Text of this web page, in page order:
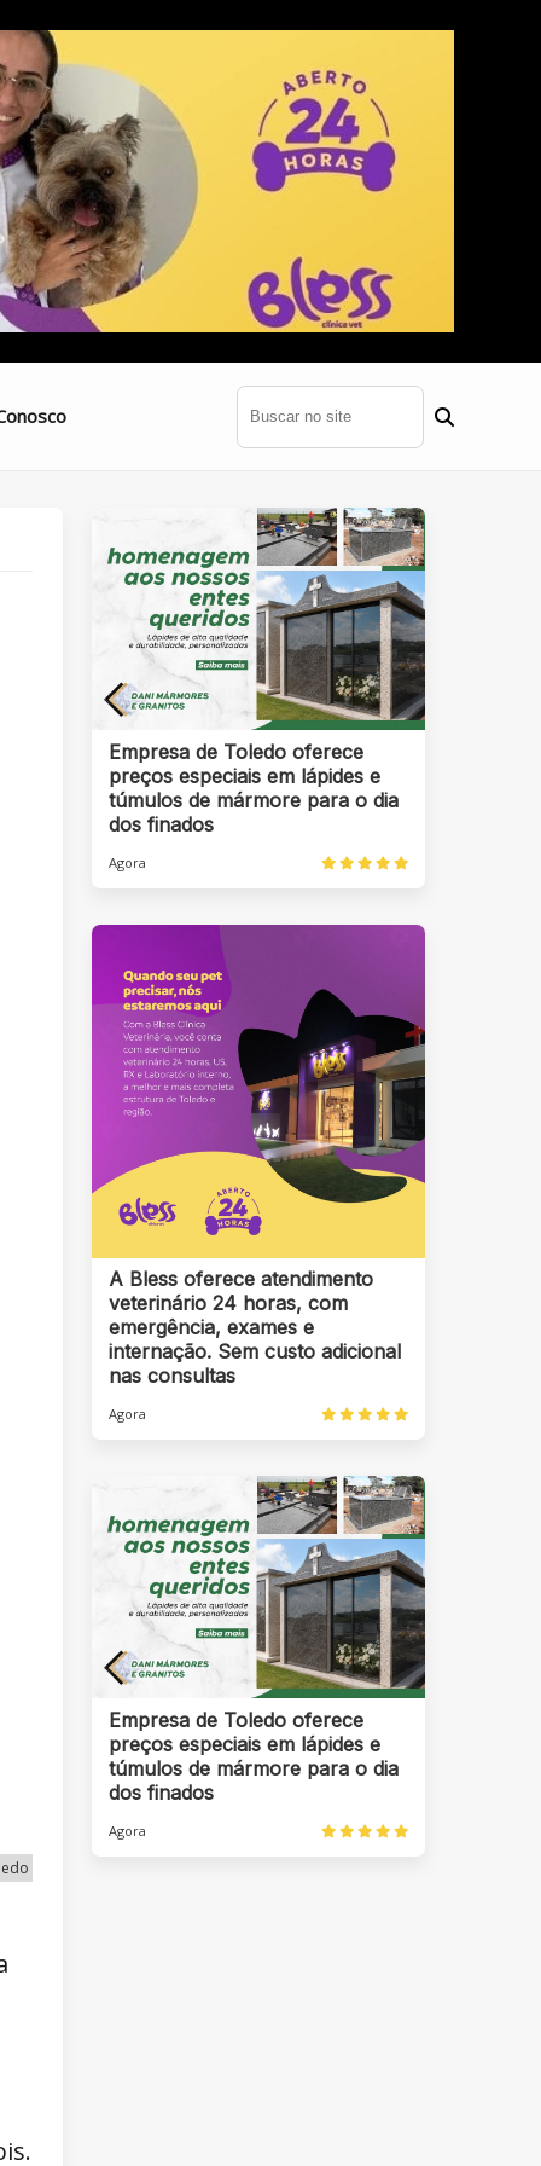
Empresa de Toledo oferece
preços especiais em lápides e
túmulos de mármore para o dia
dos finados
Agora
A Bless oferece atendimento
veterinário 24 horas, com
emergência, exames e
internação. Sem custo adicional
nas consultas
Agora
Empresa de Toledo oferece
preços especiais em lápides e
túmulos de mármore para o dia
dos finados
Agora